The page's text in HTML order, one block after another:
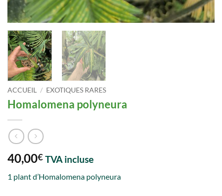
ACCUEIL / EXOTIQUES RARES
Homalomena polyneura
40,00€ TVA incluse
1 plant d’Homalomena polyneura